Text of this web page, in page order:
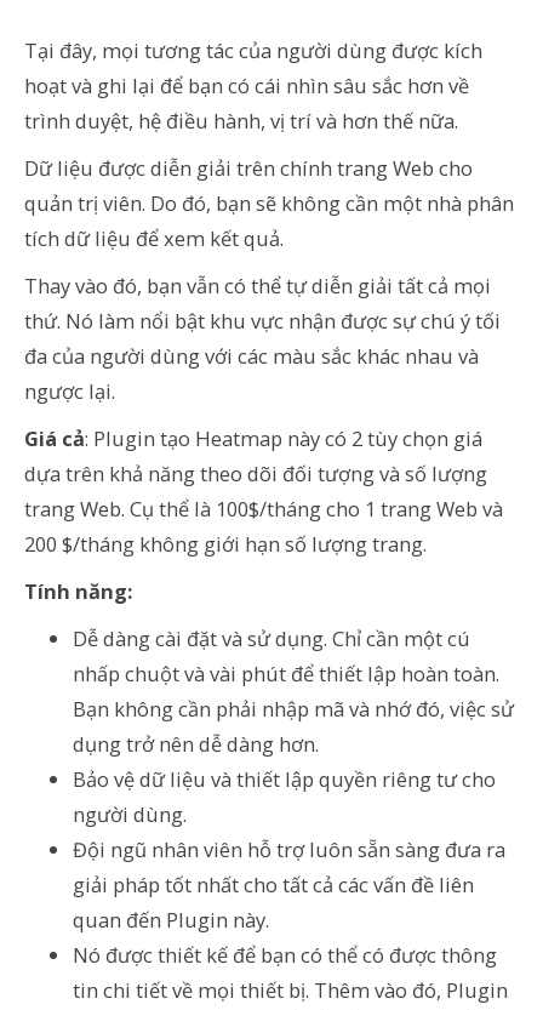
Tại đây, mọi tương tác của người dùng được kích
hoạt và ghi lại để bạn có cái nhìn sâu sắc hơn về
trình duyệt, hệ điều hành, vị trí và hơn thế nữa.
Dữ liệu được diễn giải trên chính trang Web cho
quản trị viên. Do đó, bạn sẽ không cần một nhà phân
tích dữ liệu để xem kết quả.
Thay vào đó, bạn vẫn có thể tự diễn giải tất cả mọi
thứ. Nó làm nổi bật khu vực nhận được sự chú ý tối
đa của người dùng với các màu sắc khác nhau và
ngược lại.
Giá cả: Plugin tạo Heatmap này có 2 tùy chọn giá
dựa trên khả năng theo dõi đối tượng và số lượng
trang Web. Cụ thể là 100$/tháng cho 1 trang Web và
200 $/tháng không giới hạn số lượng trang.
Tính năng:
Dễ dàng cài đặt và sử dụng. Chỉ cần một cú
nhấp chuột và vài phút để thiết lập hoàn toàn.
Bạn không cần phải nhập mã và nhớ đó, việc sử
dụng trở nên dễ dàng hơn.
Bảo vệ dữ liệu và thiết lập quyền riêng tư cho
người dùng.
Đội ngũ nhân viên hỗ trợ luôn sẵn sàng đưa ra
giải pháp tốt nhất cho tất cả các vấn đề liên
quan đến Plugin này.
Nó được thiết kế để bạn có thể có được thông
tin chi tiết về mọi thiết bị. Thêm vào đó, Plugin